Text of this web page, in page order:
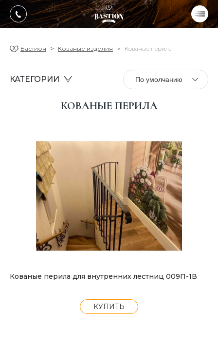
ПРОДУКЦИЯ
УСЛУГИ
Контакти
Бастион Кованые изделия Кованые перила
КАТЕГОРИИ
КОВАНЫЕ ПЕРИЛА
По умолчанию
Кованые перила для внутренних лестниц 009П-1В
КУПИТЬ